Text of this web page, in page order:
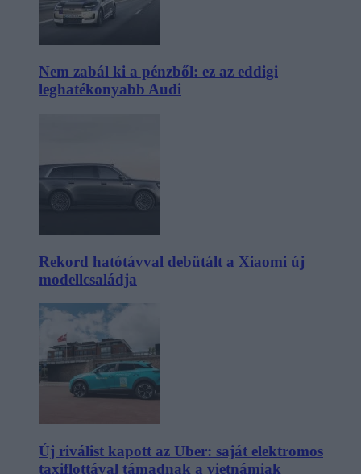
Nem zabál ki a pénzből: ez az eddigi
leghatékonyabb Audi
Rekord hatótávval debütált a Xiaomi új
modellcsaládja
Új riválist kapott az Uber: saját elektromos
taxiflottával támadnak a vietnámiak